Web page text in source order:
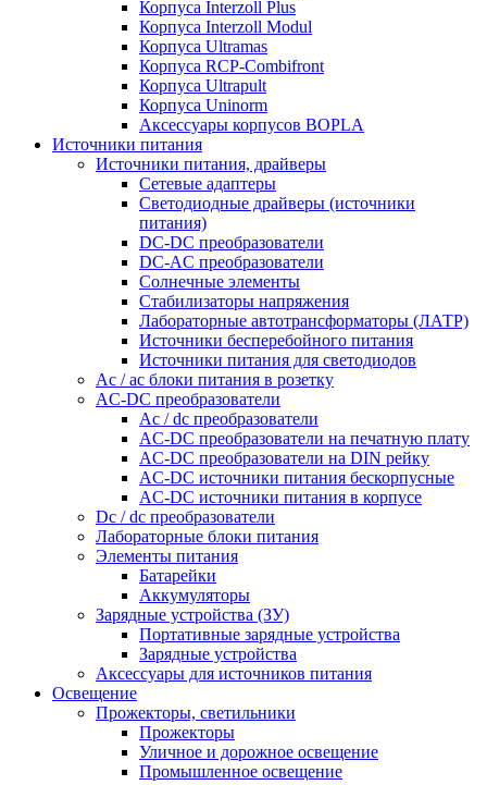
Корпуса Interzoll Plus
Корпуса Interzoll Modul
Корпуса Ultramas
Корпуса RCP-Combifront
Корпуса Ultrapult
Корпуса Uninorm
Аксессуары корпусов BOPLA
Источники питания
Источники питания, драйверы
Сетевые адаптеры
Светодиодные драйверы (источники
питания)
DC-DC преобразователи
DC-AC преобразователи
Солнечные элементы
Стабилизаторы напряжения
Лабораторные автотрансформаторы (ЛАТР)
Источники бесперебойного питания
Источники питания для светодиодов
Ac / ac блоки питания в розетку
AC-DC преобразователи
Ac / dc преобразователи
AC-DC преобразователи на печатную плату
AC-DC преобразователи на DIN рейку
AC-DC источники питания бескорпусные
AC-DC источники питания в корпусе
Dc / dc преобразователи
Лабораторные блоки питания
Элементы питания
Батарейки
Аккумуляторы
Зарядные устройства (ЗУ)
Портативные зарядные устройства
Зарядные устройства
Аксессуары для источников питания
Освещение
Прожекторы, светильники
Прожекторы
Уличное и дорожное освещение
Промышленное освещение